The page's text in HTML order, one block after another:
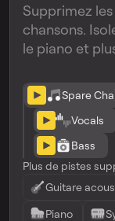
Supprimez
chansons.
le piano et
Spare
Vocals
Bass
Plus de pistes
Guitare
Piano